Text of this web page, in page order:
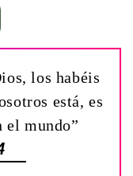
los habéis
está, es
el mundo”